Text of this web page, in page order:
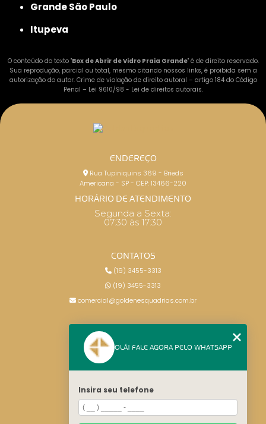
Grande São Paulo
Itupeva
O conteúdo do texto "Box de Abrir de Vidro Praia Grande" é de direito reservado.
Sua reprodução, parcial ou total, mesmo citando nossos links, é proibida sem a
autorização do autor. Crime de violação de direito autoral – artigo 184 do Código
Penal – Lei 9610/98 - Lei de direitos autorais.
ENDEREÇO
Rua Tupiniquins 369 - Brieds
Americana - SP - CEP: 13466-220
HORÁRIO DE ATENDIMENTO
Segunda a Sexta:
07:30 às 17:30
CONTATOS
(19) 3455-3313
(19) 3455-3313
comercial@goldenesquadrias.com.br
HOME
CATEGORIAS
OLÁ! FALE AGORA PELO WHATSAPP
Insira seu telefone